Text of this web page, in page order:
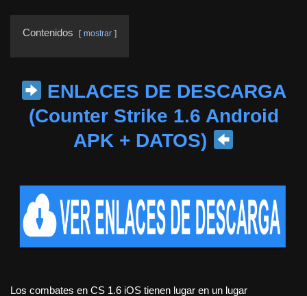
Contenidos mostrar
ENLACES DE DESCARGA
(Counter Strike 1.6 Android
APK + DATOS)
Los combates en CS 1.6 iOS tienen lugar en un lugar